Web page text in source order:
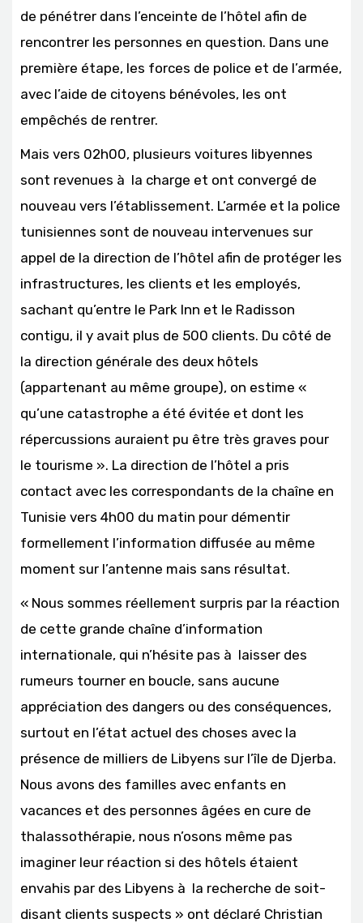
de pénétrer dans l’enceinte de l’hôtel afin de
rencontrer les personnes en question. Dans une
première étape, les forces de police et de l’armée,
avec l’aide de citoyens bénévoles, les ont
empêchés de rentrer.
Mais vers 02h00, plusieurs voitures libyennes
sont revenues à la charge et ont convergé de
nouveau vers l’établissement. L’armée et la police
tunisiennes sont de nouveau intervenues sur
appel de la direction de l’hôtel afin de protéger les
infrastructures, les clients et les employés,
sachant qu’entre le Park Inn et le Radisson
contigu, il y avait plus de 500 clients. Du côté de
la direction générale des deux hôtels
(appartenant au même groupe), on estime «
qu’une catastrophe a été évitée et dont les
répercussions auraient pu être très graves pour
le tourisme ». La direction de l’hôtel a pris
contact avec les correspondants de la chaîne en
Tunisie vers 4h00 du matin pour démentir
formellement l’information diffusée au même
moment sur l’antenne mais sans résultat.
« Nous sommes réellement surpris par la réaction
de cette grande chaîne d’information
internationale, qui n’hésite pas à laisser des
rumeurs tourner en boucle, sans aucune
appréciation des dangers ou des conséquences,
surtout en l’état actuel des choses avec la
présence de milliers de Libyens sur l’île de Djerba.
Nous avons des familles avec enfants en
vacances et des personnes âgées en cure de
thalassothérapie, nous n’osons même pas
imaginer leur réaction si des hôtels étaient
envahis par des Libyens à la recherche de soit-
disant clients suspects » ont déclaré Christian